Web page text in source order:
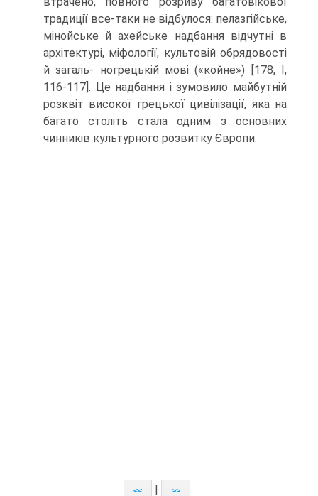
традиції все-таки не відбулося: пелазгійське,
мінойське й ахейське надбання відчутні в
архітектурі, міфології, культовій обрядовості
й загаль- ногрецькій мові («койне») [178, I,
116-117]. Це надбання і зумовило майбутній
розквіт високої грецької цивілізації, яка на
багато століть стала одним з основних
чинників культурного розвитку Європи.
<< >>